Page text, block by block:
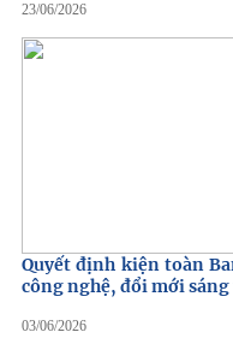
23/06/2026
Quyết định kiện toàn
công nghệ, đổi mới
03/06/2026